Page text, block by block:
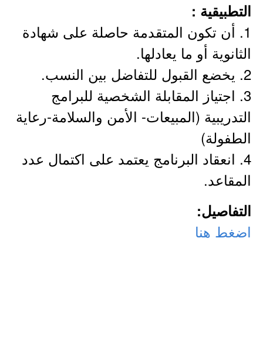
التطبيقية :​
1. أن تكون المتقدمة حاصلة على شهادة
الثانوية أو ما يعادلها.
2. يخضع القبول للتفاضل بين النسب.
3. اجتياز المقابلة الشخصية للبرامج
التدريبية (المبيعات- الأمن والسلامة-رعاية
الطفولة)
4. انعقاد البرنامج يعتمد على اكتمال عدد
المقاعد.
التفاصيل:
اضغط هنا